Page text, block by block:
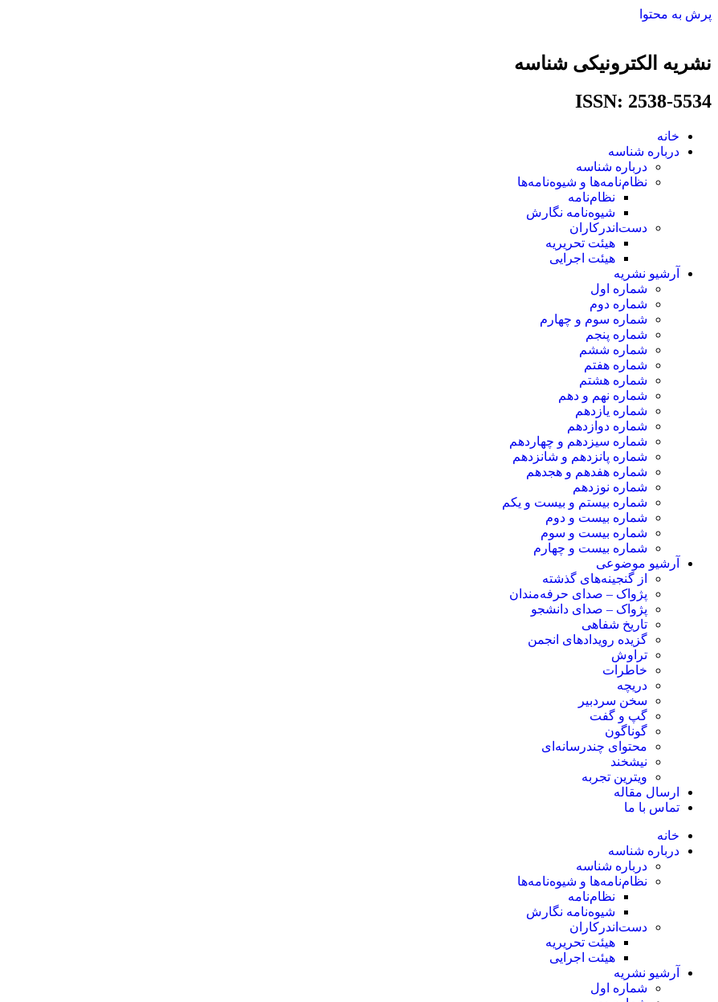
پرش به محتوا
نشریه الکترونیکی شناسه
ISSN: 2538-5534​
خانه
درباره شناسه
درباره شناسه
نظام‌نامه‌ها و شیوه‌نامه‌ها
نظام‌نامه
شیوه‌نامه نگارش
دست‌اندرکاران
هیئت تحریریه
هیئت اجرایی
آرشیو نشریه
شماره اول
شماره دوم
شماره سوم و چهارم
شماره پنجم
شماره ششم
شماره هفتم
شماره هشتم
شماره نهم و دهم
شماره یازدهم
شماره دوازدهم
شماره سیزدهم و چهاردهم
شماره پانزدهم و شانزدهم
شماره هفدهم و هجدهم
شماره نوزدهم
شماره بیستم و بیست و یکم
شماره بیست و دوم
شماره بیست و سوم
شماره بیست و چهارم
آرشیو موضوعی
از گنجینه‌های گذشته
پژواک – صدای حرفه‌مندان
پژواک – صدای دانشجو
تاریخ شفاهی
گزیده رویدادهای انجمن
تراوش
خاطرات
دریچه
سخن سردبیر
گپ و گفت
گوناگون
محتوای چندرسانه‌ای
نیشخند
ویترین تجربه
ارسال مقاله
تماس با ما
خانه
درباره شناسه
درباره شناسه
نظام‌نامه‌ها و شیوه‌نامه‌ها
نظام‌نامه
شیوه‌نامه نگارش
دست‌اندرکاران
هیئت تحریریه
هیئت اجرایی
آرشیو نشریه
شماره اول